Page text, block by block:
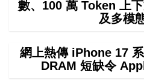
數、100 萬 Token 上
及多模
網上熱傳 iPhone 17
DRAM 短缺令